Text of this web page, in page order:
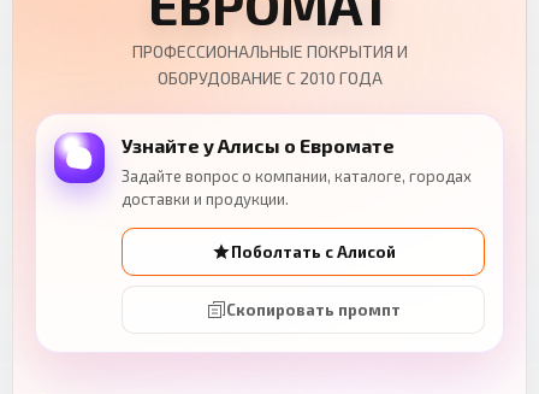
ПРОФЕССИОНАЛЬНЫЕ ПОКРЫТИЯ И
ОБОРУДОВАНИЕ С 2010 ГОДА
Узнайте у Алисы о Евромате
Задайте вопрос о компании, каталоге, городах
доставки и продукции.
Поболтать с Алисой
Скопировать промпт